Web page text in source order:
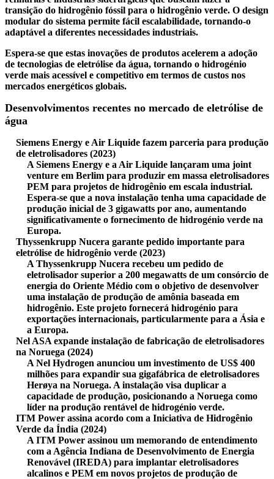
transição do hidrogênio fóssil para o hidrogênio verde. O design
modular do sistema permite fácil escalabilidade, tornando-o
adaptável a diferentes necessidades industriais.
Espera-se que estas inovações de produtos acelerem a adoção
de tecnologias de eletrólise da água, tornando o hidrogénio
verde mais acessível e competitivo em termos de custos nos
mercados energéticos globais.
Desenvolvimentos recentes no mercado de eletrólise de
água
Siemens Energy e Air Liquide fazem parceria para produção
de eletrolisadores (2023)
A Siemens Energy e a Air Liquide lançaram uma joint
venture em Berlim para produzir em massa eletrolisadores
PEM para projetos de hidrogênio em escala industrial.
Espera-se que a nova instalação tenha uma capacidade de
produção inicial de 3 gigawatts por ano, aumentando
significativamente o fornecimento de hidrogénio verde na
Europa.
Thyssenkrupp Nucera garante pedido importante para
eletrólise de hidrogênio verde (2023)
A Thyssenkrupp Nucera recebeu um pedido de
eletrolisador superior a 200 megawatts de um consórcio de
energia do Oriente Médio com o objetivo de desenvolver
uma instalação de produção de amônia baseada em
hidrogênio. Este projeto fornecerá hidrogénio para
exportações internacionais, particularmente para a Ásia e
a Europa.
Nel ASA expande instalação de fabricação de eletrolisadores
na Noruega (2024)
A Nel Hydrogen anunciou um investimento de US$ 400
milhões para expandir sua gigafábrica de eletrolisadores
Herøya na Noruega. A instalação visa duplicar a
capacidade de produção, posicionando a Noruega como
líder na produção rentável de hidrogénio verde.
ITM Power assina acordo com a Iniciativa de Hidrogênio
Verde da Índia (2024)
A ITM Power assinou um memorando de entendimento
com a Agência Indiana de Desenvolvimento de Energia
Renovável (IREDA) para implantar eletrolisadores
alcalinos e PEM em novos projetos de produção de